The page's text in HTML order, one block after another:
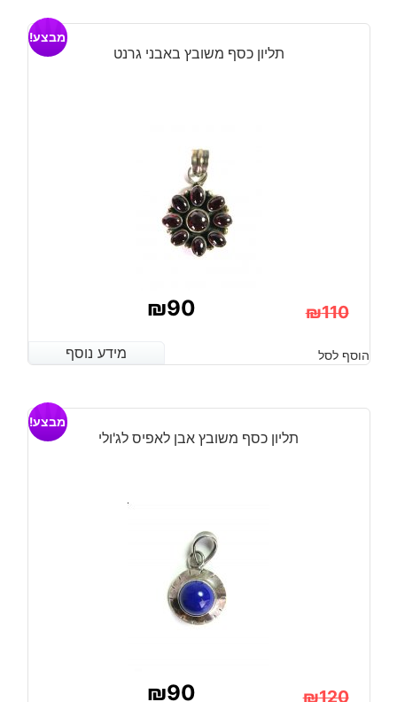
היה:
הוא:
תליון כסף משובץ באבני גרנט
מבצע!
₪110
המקורי
היה:
₪90
הנוכחי
הוא:
מידע נוסף הוסף לסל מידע נוסף
תליון כסף משובץ אבן לאפיס לג'ולי
מבצע!
₪120
₪90